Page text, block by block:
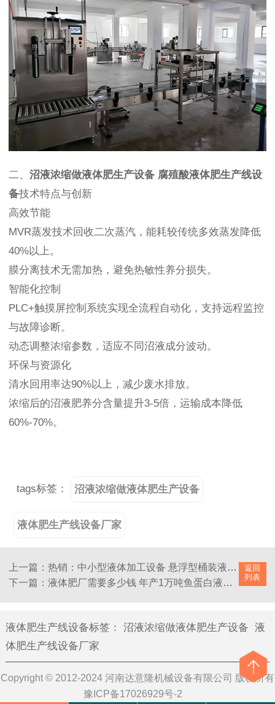
二、 沼液浓缩做液体肥生产设备 腐殖酸液体肥生产线设
备技术特点与创新
高效节能
MVR蒸发技术回收二次蒸汽，能耗较传统多效蒸发降低
40%以上。
膜分离技术无需加热，避免热敏性养分损失。
智能化控制
PLC+触摸屏控制系统实现全流程自动化，支持远程监控
与故障诊断。
动态调整浓缩参数，适应不同沼液成分波动。
环保与资源化
清水回用率达90%以上，减少废水排放。
浓缩后的沼液肥养分含量提升3-5倍，运输成本降低
60%-70%。
tags标签： 沼液浓缩做液体肥生产设备
液体肥生产线设备厂家
返回
列表
上一篇：热销：中小型液体加工设备 悬浮型桶装液体肥生产线设备
下一篇：液体肥厂需要多少钱 年产1万吨鱼蛋白液体肥加工生产设备
液体肥生产线设备标签 ： 沼液浓缩做液体肥生产设备 液
体肥生产线设备厂家
Copyright © 2012-2024 河南达意隆机械设备有限公司 版权所有
豫ICP备17026929号-2